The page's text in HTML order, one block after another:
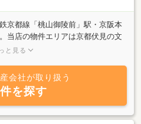
京都線「桃山御陵前」駅・京阪本
当店の物件エリアは京都伏見の文
ともに、JR・近鉄・京阪と便利な
限らず京都市内全域・宇治市など
す。些細な事でもご不明な点など
さいませ。経験豊富なスタッフが
だきます！
と見る
会社が取り扱う
を探す